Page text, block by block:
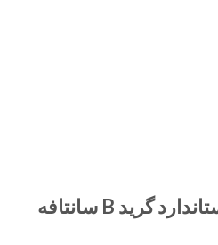
پیستون موتور سایز استاندارد گرید B سانتافه